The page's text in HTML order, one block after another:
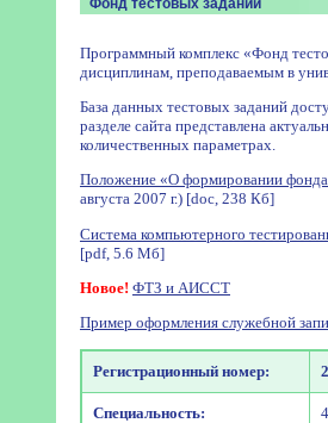
Фонд тестовых заданий
Программный комплекс «Фонд
дисциплинам, преподаваемым в
База данных тестовых заданий
разделе сайта представлена
количественных параметрах.
Положение «О формировании фонда
августа 2007 г.) [doc, 238 Кб]
Система компьютерного
[pdf, 5.6 Мб]
Новое! ФТЗ и АИССТ
Пример оформления служебной
Регистрационный номер:
Специальность: